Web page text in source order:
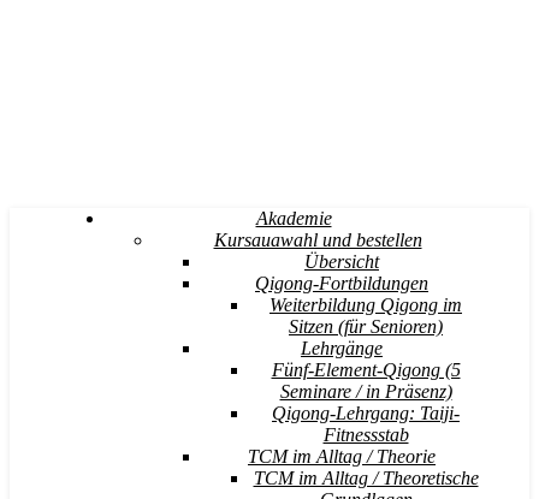
Akademie
Kursauawahl und bestellen
Übersicht
Qigong-Fortbildungen
Weiterbildung Qigong im
Sitzen (für Senioren)
Lehrgänge
Fünf-Element-Qigong (5
Seminare / in Präsenz)
Qigong-Lehrgang: Taiji-
Fitnessstab
TCM im Alltag / Theorie
TCM im Alltag / Theoretische